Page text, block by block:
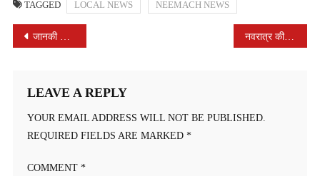
TAGGED LOCAL NEWS NEEMACH NEWS
POST
जानकी विद्या मंदिर का विदाई समारोह संपन्न। नवरात्र की घटस्थापना और श्रद्धा का संगम नुकीले पत्थरों पर थिरके कदम
LEAVE A REPLY
YOUR EMAIL ADDRESS WILL NOT BE PUBLISHED.
REQUIRED FIELDS ARE MARKED *
COMMENT *